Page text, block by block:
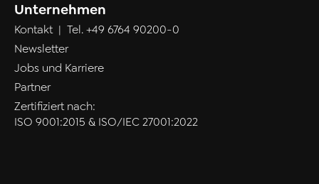
Unternehmen
Kontakt| Tel. +49 6764 90200-0
Newsletter
Jobs und Karriere
Partner
Zertifiziert nach:
ISO 9001:2015 & ISO/IEC 27001:2022